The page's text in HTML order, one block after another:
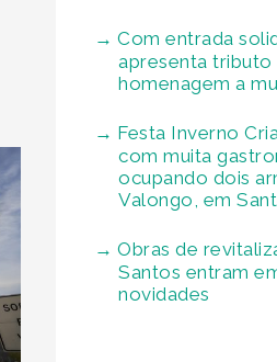
Com entrada
apresenta tributo
homenagem a
Festa Inverno
com muita
ocupando dois
Valongo, em
Obras de
Santos entram
novidades